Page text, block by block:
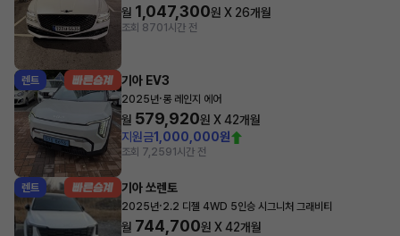
월 1,047,300원 X 26개월
조회 8701시간 전
렌트 기아 EV3
2025년·롱 레인지 에어
월 579,920원 X42개월
지원금1,000,000원
조회 7,2591시간 전
렌트 기아 쏘렌토
2025년·2.2 디젤 4WD 5인승 시그니처 그래비티
월 744,700원 X42개월